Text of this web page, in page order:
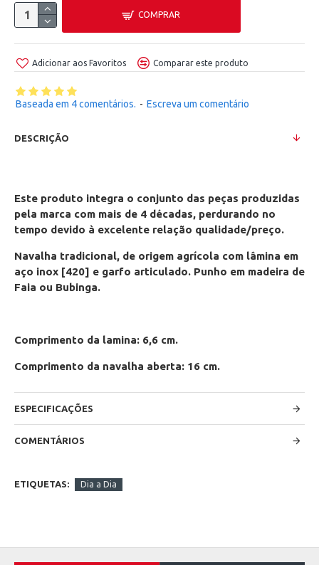
Baseada em 4 comentários. - Escreva um comentário
COMPRAR
Adicionar aos Favoritos Comparar este produto
DESCRIÇÃO
Este produto integra o conjunto das peças produzidas
pela marca com mais de 4 décadas, perdurando no
tempo devido à excelente relação qualidade/preço.
Navalha tradicional, de origem agrícola com lâmina em
aço inox [420] e garfo articulado. Punho em madeira de
Faia ou Bubinga.
Comprimento da lamina: 6,6 cm.
Comprimento da navalha aberta: 16 cm.
ESPECIFICAÇÕES
COMENTÁRIOS
ETIQUETAS: Dia a Dia